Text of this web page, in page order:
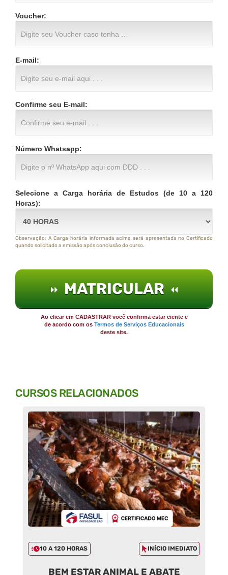
Voucher:
E-mail:
Confirme seu E-mail:
Número Whatsapp:
Selecione a Carga horária de Estudos (de 10 a 120
Horas):
Observação: A Carga horária informada acima será apresentada no Certificado
quando solicitado a emissão após conclusão do curso.
MATRICULAR
Ao clicar em CADASTRAR você confirma estar ciente e
de acordo com os Termos de Serviços Educacionais
deste site.
CURSOS RELACIONADOS
10 A 120 HORAS INÍCIO IMEDIATO
BEM ESTAR ANIMAL E ABATE